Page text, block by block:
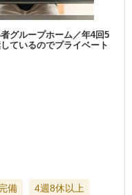
グループホーム／年4回5
ているのでプライベート
備
4週8休以上